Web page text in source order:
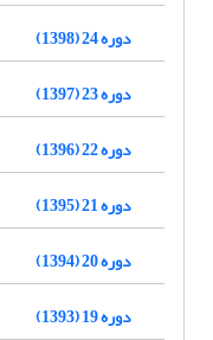
دوره 24 (1398)
دوره 23 (1397)
دوره 22 (1396)
دوره 21 (1395)
دوره 20 (1394)
دوره 19 (1393)